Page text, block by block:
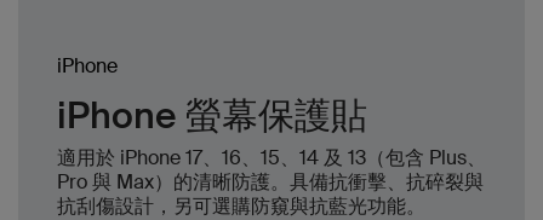
iPhone
iPhone 螢幕保護貼
適用於 iPhone 17、16、15、14 及 13（包含 Plus、
Pro 與 Max）的清晰防護。具備抗衝擊、抗碎裂與
抗刮傷設計，另可選購防窺與抗藍光功能。